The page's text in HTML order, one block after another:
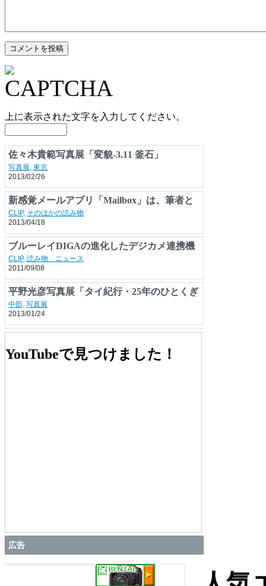
上に表示された文字を入力してください。
佐々木貴範写真展「変貌-3.11 釜石」
写真展, 東京
2013/02/26
新感覚メールアプリ「Mailbox」は、筆者と
Gmailの付き合い方を変えた？
CLIP, そのほかの読み物
2013/04/18
ブルーレイDIGAの進化したデジカメ連携機
能に迫ってみよう！
CLIP, 読み物、ニュース
2011/09/08
平野光彦写真展「タイ紀行・25年のひとくぎ
り」
中部, 写真展
2013/01/24
関東
2013/10/01
YouTubeで見つけました！
広告